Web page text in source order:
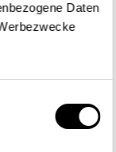
Daten
der
Konflikt
in der
speziell